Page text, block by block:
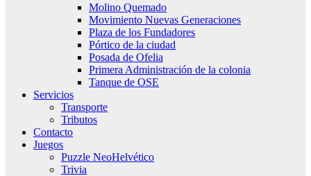
Molino Quemado
Movimiento Nuevas Generaciones
Plaza de los Fundadores
Pórtico de la ciudad
Posada de Ofelia
Primera Administración de la colonia
Tanque de OSE
Servicios
Transporte
Tributos
Contacto
Juegos
Puzzle NeoHelvético
Trivia